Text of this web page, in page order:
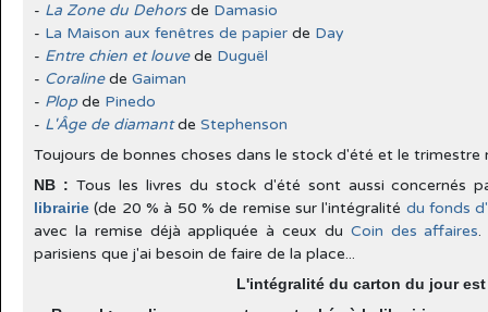
- La Zone du Dehorsde Damasio
- La Maison aux fenêtres de papier de Day
- Entre chien et louvede Duguël
- Coralinede Gaiman
- Plopde Pinedo
- L'Âge de diamantde Stephenson
Toujours de bonnes choses dans le stock d'été et le trimestre
NB : Tous les livres du stock d'été sont aussi concernés
librairie (de 20 % à 50 % de remise sur l'intégralité du fonds
avec la remise déjà appliquée à ceux du Coin des affaires.
parisiens que j'ai besoin de faire de la place...
L'intégralité du carton du jour